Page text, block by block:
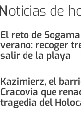
Noticias de
El reto de
verano: recoger
salir de la playa
Kazimierz, el
Cracovia que
tragedia del